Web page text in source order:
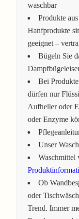
waschbar
Produkte
Hanfprodukte
geeignet –
Bügeln Sie
Bei
dürfen nur
Aufheller oder
oder Enzyme
Unser
Waschmittel
Ob
oder
Trend. Immer